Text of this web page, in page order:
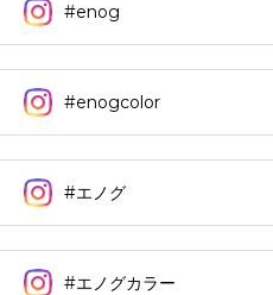
#enog
#enogcolor
#エノグ
#エノグカラー